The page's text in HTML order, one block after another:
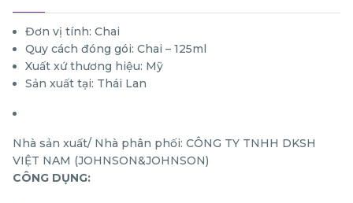
Đơn vị tính: Chai
Quy cách đóng gói: Chai – 125ml
Xuất xứ thương hiệu: Mỹ
Sản xuất tại: Thái Lan
Nhà sản xuất/ Nhà phân phối: CÔNG TY TNHH DKSH
VIỆT NAM (JOHNSON&JOHNSON)
CÔNG DỤNG: